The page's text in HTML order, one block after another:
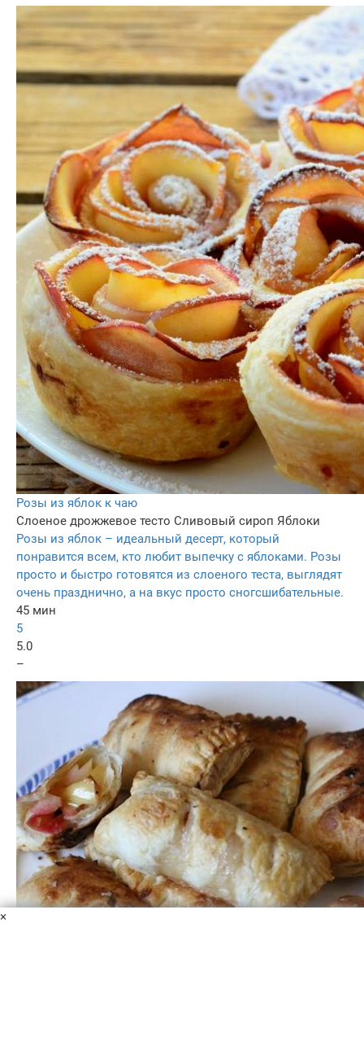
Розы из яблок к чаю
Слоеное дрожжевое тесто Сливовый сироп Яблоки
Розы из яблок – идеальный десерт, который
понравится всем, кто любит выпечку с яблоками. Розы
просто и быстро готовятся из слоеного теста, выглядят
очень празднично, а на вкус просто сногсшибательные.
45 мин
5
5.0
–
×